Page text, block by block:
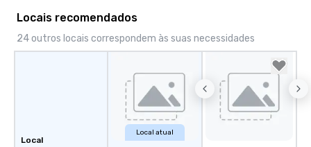
transportation pick-
for groups that
experience, we can
an evening helicopter
glittering lights of The
Locais recomendados
24 outros locais correspondem às suas necessidades
Local
Local atual